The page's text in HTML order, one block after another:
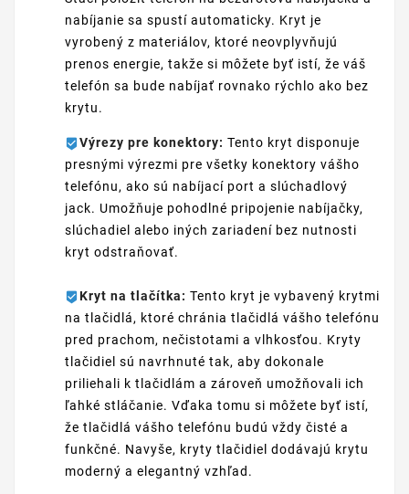
nabíjanie sa spustí automaticky. Kryt je
vyrobený z materiálov, ktoré neovplyvňujú
prenos energie, takže si môžete byť istí, že váš
telefón sa bude nabíjať rovnako rýchlo ako bez
krytu.
Výrezy pre konektory: Tento kryt disponuje
presnými výrezmi pre všetky konektory vášho
telefónu, ako sú nabíjací port a slúchadlový
jack. Umožňuje pohodlné pripojenie nabíjačky,
slúchadiel alebo iných zariadení bez nutnosti
kryt odstraňovať.
Kryt na tlačítka: Tento kryt je vybavený krytmi
na tlačidlá, ktoré chránia tlačidlá vášho telefónu
pred prachom, nečistotami a vlhkosťou. Kryty
tlačidiel sú navrhnuté tak, aby dokonale
priliehali k tlačidlám a zároveň umožňovali ich
ľahké stláčanie. Vďaka tomu si môžete byť istí,
že tlačidlá vášho telefónu budú vždy čisté a
funkčné. Navyše, kryty tlačidiel dodávajú krytu
moderný a elegantný vzhľad.